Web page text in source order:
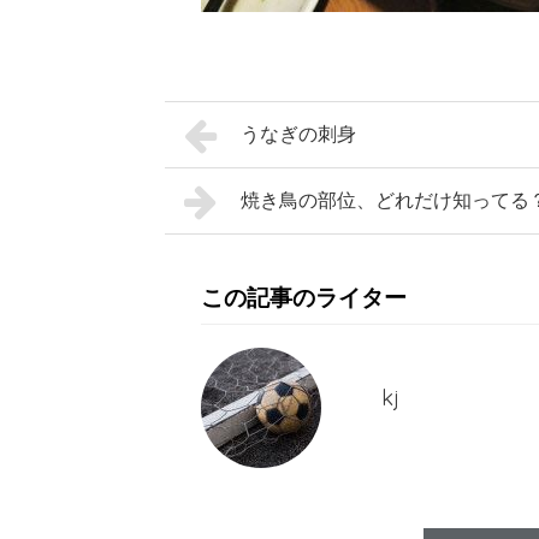
うなぎの刺身
焼き鳥の部位、どれだけ知ってる
この記事のライター
kj